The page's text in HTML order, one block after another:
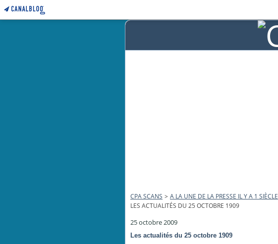
CPA SCANS > A LA UNE DE LA PRESSE IL Y A 1 SIÈCLE
LES ACTUALITÉS DU 25 OCTOBRE 1909
25 octobre 2009
Les actualités du 25 octobre 1909